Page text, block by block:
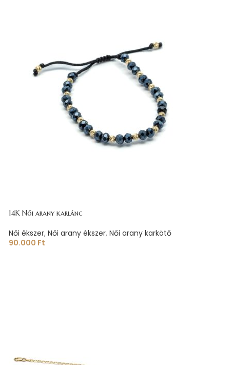
14K Női arany karlánc
Női ékszer, Női arany ékszer, Női arany karkötő
90.000 Ft